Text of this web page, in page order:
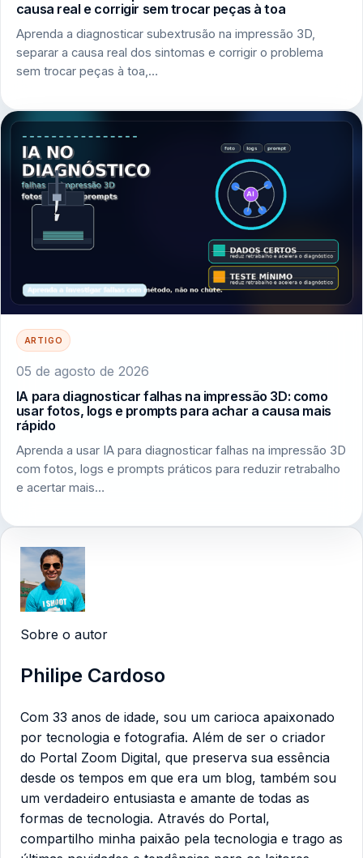
causa real e corrigir sem trocar peças à toa
Aprenda a diagnosticar subextrusão na impressão 3D,
separar a causa real dos sintomas e corrigir o problema
sem trocar peças à toa,…
ARTIGO
05 de agosto de 2026
IA para diagnosticar falhas na impressão 3D: como
usar fotos, logs e prompts para achar a causa mais
rápido
Aprenda a usar IA para diagnosticar falhas na impressão 3D
com fotos, logs e prompts práticos para reduzir retrabalho
e acertar mais…
Sobre o autor
Philipe Cardoso
Com 33 anos de idade, sou um carioca apaixonado
por tecnologia e fotografia. Além de ser o criador
do Portal Zoom Digital, que preserva sua essência
desde os tempos em que era um blog, também sou
um verdadeiro entusiasta e amante de todas as
formas de tecnologia. Através do Portal,
compartilho minha paixão pela tecnologia e trago as